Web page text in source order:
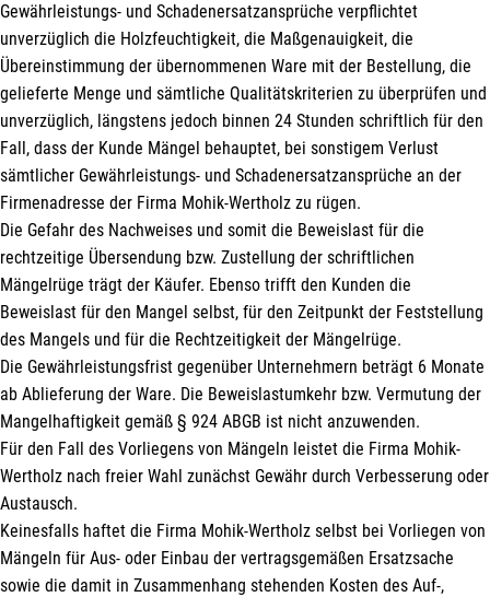
Gewährleistungs- und Schadenersatzansprüche verpflichtet
unverzüglich die Holzfeuchtigkeit, die Maßgenauigkeit, die
Übereinstimmung der übernommenen Ware mit der Bestellung, die
gelieferte Menge und sämtliche Qualitätskriterien zu überprüfen und
unverzüglich, längstens jedoch binnen 24 Stunden schriftlich für den
Fall, dass der Kunde Mängel behauptet, bei sonstigem Verlust
sämtlicher Gewährleistungs- und Schadenersatzansprüche an der
Firmenadresse der Firma Mohik-Wertholz zu rügen.
Die Gefahr des Nachweises und somit die Beweislast für die
rechtzeitige Übersendung bzw. Zustellung der schriftlichen
Mängelrüge trägt der Käufer. Ebenso trifft den Kunden die
Beweislast für den Mangel selbst, für den Zeitpunkt der Feststellung
des Mangels und für die Rechtzeitigkeit der Mängelrüge.
Die Gewährleistungsfrist gegenüber Unternehmern beträgt 6 Monate
ab Ablieferung der Ware. Die Beweislastumkehr bzw. Vermutung der
Mangelhaftigkeit gemäß § 924 ABGB ist nicht anzuwenden.
Für den Fall des Vorliegens von Mängeln leistet die Firma Mohik-
Wertholz nach freier Wahl zunächst Gewähr durch Verbesserung oder
Austausch.
Keinesfalls haftet die Firma Mohik-Wertholz selbst bei Vorliegen von
Mängeln für Aus- oder Einbau der vertragsgemäßen Ersatzsache
sowie die damit in Zusammenhang stehenden Kosten des Auf-,